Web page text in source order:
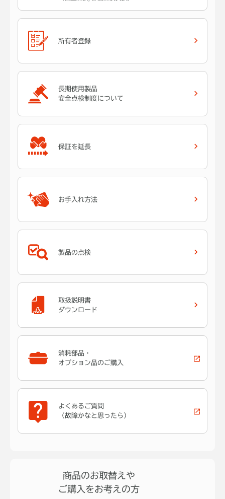
所有者登録
長期使用製品
安全点検制度について
保証を延長
お手入れ方法
製品の点検
取扱説明書
ダウンロード
消耗部品・
オプション品のご購入
よくあるご質問
（故障かなと思ったら）
商品のお取替えや
ご購入をお考えの方